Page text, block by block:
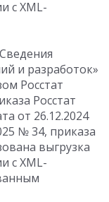
с XML-
и разработок»
Росстат
Росстат
от 26.12.2024
№ 34, приказа
выгрузка
с XML-